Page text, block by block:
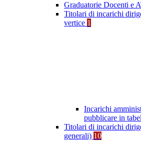
Graduatorie Docenti e
Titolari di incarichi
vertice 1
Incarichi
pubblicare in
Titolari di incarichi
generali) 10